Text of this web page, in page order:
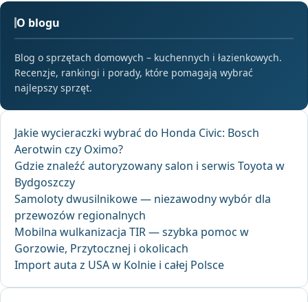
O blogu
Blog o sprzętach domowych – kuchennych i łazienkowych.
Recenzje, rankingi i porady, które pomagają wybrać
najlepszy sprzęt.
Jakie wycieraczki wybrać do Honda Civic: Bosch
Aerotwin czy Oximo?
Gdzie znaleźć autoryzowany salon i serwis Toyota w
Bydgoszczy
Samoloty dwusilnikowe — niezawodny wybór dla
przewozów regionalnych
Mobilna wulkanizacja TIR — szybka pomoc w
Gorzowie, Przytocznej i okolicach
Import auta z USA w Kolnie i całej Polsce